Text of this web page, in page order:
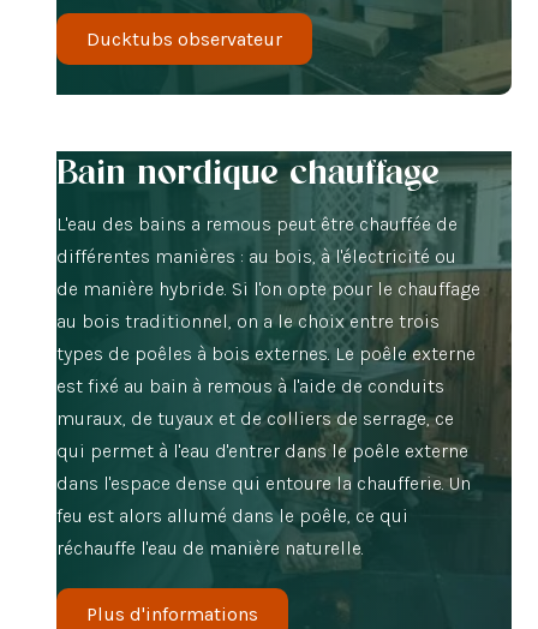
Ducktubs observateur
Bain nordique chauffage
L'eau des bains a remous peut être chauffée de
différentes manières : au bois, à l'électricité ou
de manière hybride. Si l'on opte pour le chauffage
au bois traditionnel, on a le choix entre trois
types de poêles à bois externes. Le poêle externe
est fixé au bain à remous à l'aide de conduits
muraux, de tuyaux et de colliers de serrage, ce
qui permet à l'eau d'entrer dans le poêle externe
dans l'espace dense qui entoure la chaufferie. Un
feu est alors allumé dans le poêle, ce qui
réchauffe l'eau de manière naturelle.
Plus d'informations